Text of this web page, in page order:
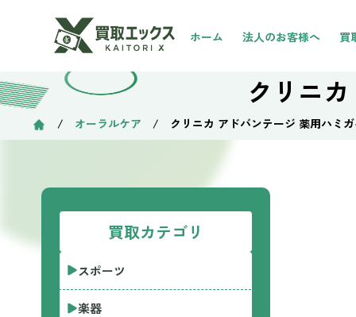
ホーム 法人のお客様へ 買
クリニ
/ オーラルケア / クリニカ アドバンテージ 薬用ハミ
買取カテゴリ
スポーツ
楽器